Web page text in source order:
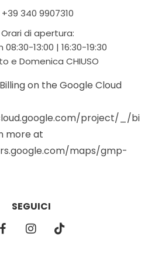
+39 340 9907310
Orari di apertura:
08:30-13:00 | 16:30-19:30
e Domenica CHIUSO
on the Google Cloud
project/_/bi
more at
maps/gmp-
SEGUICI